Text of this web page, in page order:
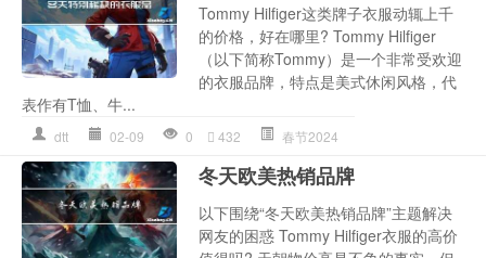
Tommy Hilfiger这类牌子衣服动辄上千
的价格，好在哪里? Tommy Hilfiger
（以下简称Tommy）是一个非常受欢迎
的衣服品牌，特点是美式休闲风格，代
表作有T恤、牛...
dtt 02-09 0 432 春节2024
冬天欧美热销品牌
以下围绕“冬天欧美热销品牌”主题解决
网友的困惑 Tommy Hilfiger衣服的高价